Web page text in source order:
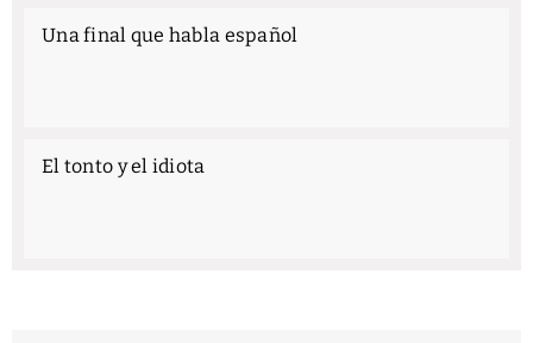
Una final que habla español
El tonto y el idiota